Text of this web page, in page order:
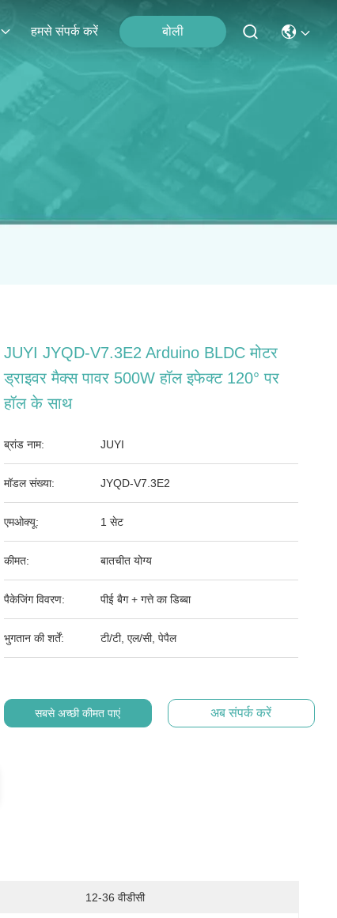
हमसे संपर्क करें बोली
JUYI JYQD-V7.3E2 Arduino BLDC मोटर
ड्राइवर मैक्स पावर 500W हॉल इफेक्ट 120° पर
हॉल के साथ
ब्रांड नाम: JUYI
मॉडल संख्या: JYQD-V7.3E2
एमओक्यू: 1 सेट
कीमत: बातचीत योग्य
पैकेजिंग विवरण: पीई बैग + गत्ते का डिब्बा
भुगतान की शर्तें: टी/टी, एल/सी, पेपैल
सबसे अच्छी कीमत पाएं अब संपर्क करें
12-36 वीडीसी